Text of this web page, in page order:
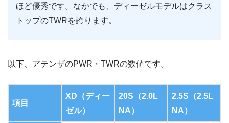
ほど優秀です。なかでも、ディーゼルモデルはクラス
トップのTWRを誇ります。
以下、アテンザのPWR・TWRの数値です。
項目
XD（ディー
ゼル）
20S（2.0L
NA）
2.5S（2.5L
NA）